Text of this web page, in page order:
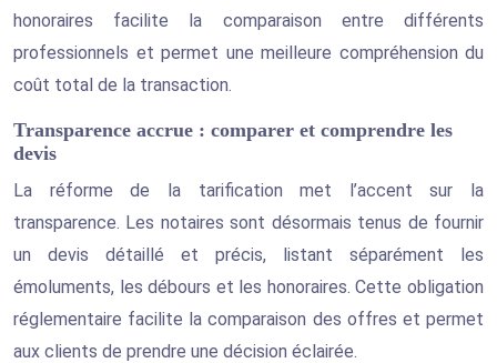
honoraires facilite la comparaison entre différents
professionnels et permet une meilleure compréhension du
coût total de la transaction.
Transparence accrue : comparer et comprendre les
devis
La réforme de la tarification met l’accent sur la
transparence. Les notaires sont désormais tenus de fournir
un devis détaillé et précis, listant séparément les
émoluments, les débours et les honoraires. Cette obligation
réglementaire facilite la comparaison des offres et permet
aux clients de prendre une décision éclairée.